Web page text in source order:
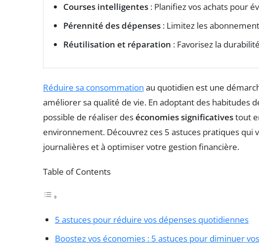
Courses intelligentes : Planifiez vos achats pour
Pérennité des dépenses : Limitez les
Réutilisation et réparation : Favorisez la
Réduire sa consommation au quotidien est une
améliorer sa qualité de vie. En adoptant des habitudes
possible de réaliser deséconomies significativestout
environnement. Découvrez ces 5 astuces pratiques qui
journalières et à optimiser votre gestion financière.
Table of Contents
5 astuces pour réduire vos dépenses quotidiennes
Boostez vos économies : 5 astuces pour diminuer